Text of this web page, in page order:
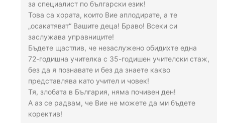
за специалист по български език!
Това са хората, които Вие аплодирате, а те
„осакатяват“ Вашите деца! Браво! Всеки си
заслужава управниците!
Бъдете щастлив, че незаслужено обидихте една
72-годишна учителка с 35-годишен учителски стаж,
без да я познавате и без да знаете какво
представлява като учител и човек!
Тя, злобата в България, няма почивен ден!
А аз се радвам, че Вие не можете да ми бъдете
коректив!